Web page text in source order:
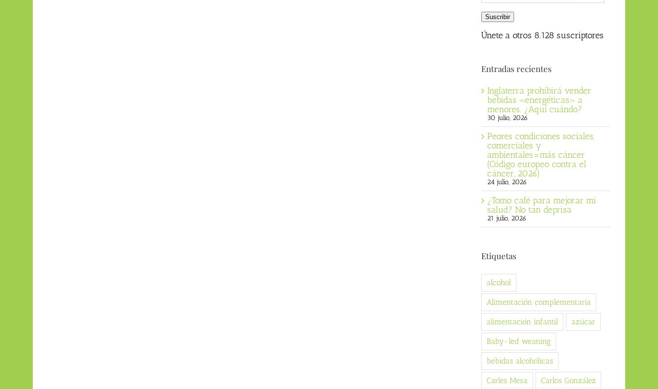
correo
electrónico
Suscribir
Únete a otros 8.128 suscriptores
Entradas recientes
Inglaterra prohibirá vender
bebidas «energéticas» a
menores. ¿Aquí cuándo?
30 julio, 2026
Peores condiciones sociales,
comerciales y
ambientales=más cáncer
(Código europeo contra el
cáncer, 2026)
24 julio, 2026
¿Tomo café para mejorar mi
salud? No tan deprisa
21 julio, 2026
Etiquetas
alcohol
Alimentación complementaria
alimentación infantil azúcar
Baby-led weaning
bebidas alcohólicas
Carles Mesa Carlos González